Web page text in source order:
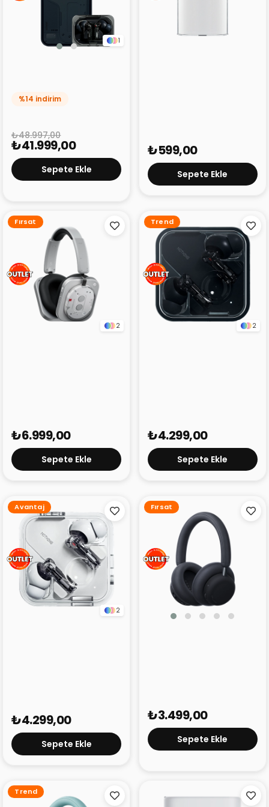
1
%14 indirim
₺41.999,00
₺48.997,00
Sepete Ekle
₺599,00
Sepete Ekle
2
₺6.999,00
Sepete Ekle
Fırsat
2
₺4.299,00
Sepete Ekle
Trend
2
₺4.299,00
Sepete Ekle
Avantaj
₺3.499,00
Sepete Ekle
Fırsat
Trend